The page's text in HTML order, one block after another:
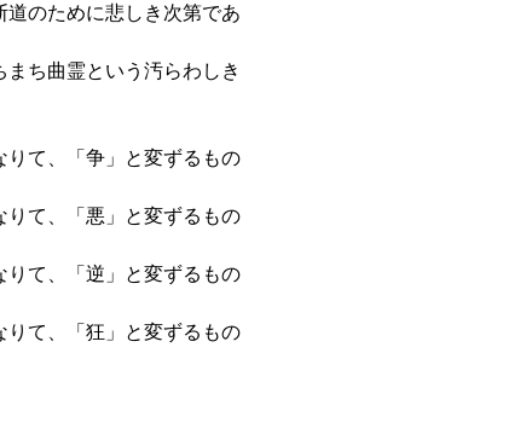
のために悲しき次第であ
ち曲霊という汚らわしき
て、「争」と変ずるもの
て、「悪」と変ずるもの
て、「逆」と変ずるもの
て、「狂」と変ずるもの